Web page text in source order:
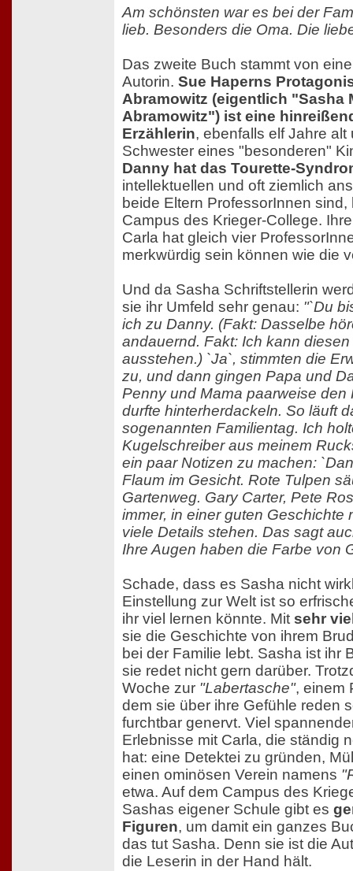
Am schönsten war es bei der
lieb. Besonders die Oma. Die
Das zweite Buch stammt von
Autorin. Sue Haperns
Abramowitz (eigentlich "Sasha
Abramowitz") ist eine
Erzählerin, ebenfalls elf Jahre alt
Schwester eines "besonderen"
Danny hat das Tourette-
intellektuellen und oft ziemlich
beide Eltern ProfessorInnen
Campus des Krieger-College.
Carla hat gleich vier
merkwürdig sein können wie die
Und da Sasha Schriftstellerin
sie ihr Umfeld sehr genau: "`Du
ich zu Danny. (Fakt: Dasselbe
andauernd. Fakt: Ich kann
ausstehen.) `Ja`, stimmten die
zu, und dann gingen Papa und
Penny und Mama paarweise den
durfte hinterherdackeln. So läuft
sogenannten Familientag. Ich
Kugelschreiber aus meinem
ein paar Notizen zu machen:
Flaum im Gesicht. Rote Tulpen
Gartenweg. Gary Carter, Pete
immer, in einer guten Geschichte
viele Details stehen. Das sagt
Ihre Augen haben die Farbe von
Schade, dass es Sasha nicht
Einstellung zur Welt ist so
ihr viel lernen könnte. Mit sehr
sie die Geschichte von ihrem
bei der Familie lebt. Sasha ist ihr
sie redet nicht gern darüber.
Woche zur "Labertasche", einem
dem sie über ihre Gefühle reden
furchtbar genervt. Viel
Erlebnisse mit Carla, die ständig
hat: eine Detektei zu gründen,
einen ominösen Verein namens
etwa. Auf dem Campus des
Sashas eigener Schule gibt es
Figuren, um damit ein ganzes
das tut Sasha. Denn sie ist die
die Leserin in der Hand hält.